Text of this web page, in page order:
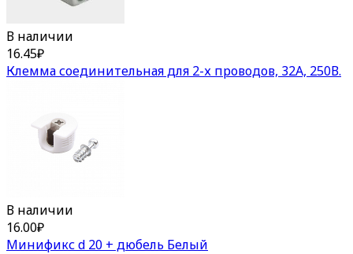
В наличии
16.45₽
Клемма соединительная для 2-х проводов, 32А, 250В.
В наличии
16.00₽
Минификс d 20 + дюбель Белый